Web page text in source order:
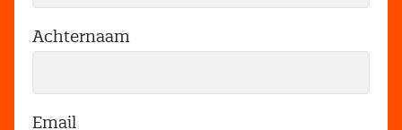
Achternaam
Email